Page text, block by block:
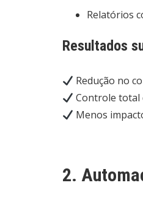
Relatórios
Resultados
Redução no
Controle total
Menos
2.